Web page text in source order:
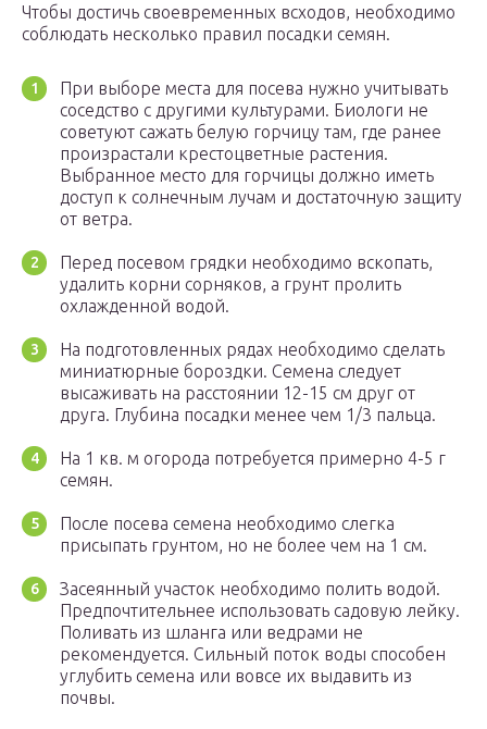
Чтобы достичь своевременных всходов, необходимо
соблюдать несколько правил посадки семян.
При выборе места для посева нужно учитывать
соседство с другими культурами. Биологи не
советуют сажать белую горчицу там, где ранее
произрастали крестоцветные растения.
Выбранное место для горчицы должно иметь
доступ к солнечным лучам и достаточную защиту
от ветра.
Перед посевом грядки необходимо вскопать,
удалить корни сорняков, а грунт пролить
охлажденной водой.
На подготовленных рядах необходимо сделать
миниатюрные бороздки. Семена следует
высаживать на расстоянии 12-15 см друг от
друга. Глубина посадки менее чем 1/3 пальца.
На 1 кв. м огорода потребуется примерно 4-5 г
семян.
После посева семена необходимо слегка
присыпать грунтом, но не более чем на 1 см.
Засеянный участок необходимо полить водой.
Предпочтительнее использовать садовую лейку.
Поливать из шланга или ведрами не
рекомендуется. Сильный поток воды способен
углубить семена или вовсе их выдавить из
почвы.